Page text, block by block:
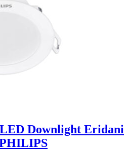
Downlight Eridani